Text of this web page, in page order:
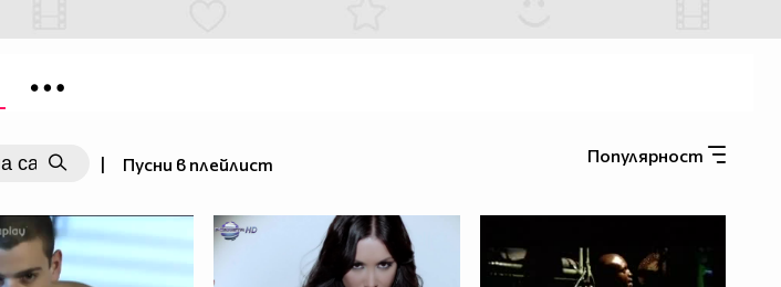
| Пусни в плейлист Популярност